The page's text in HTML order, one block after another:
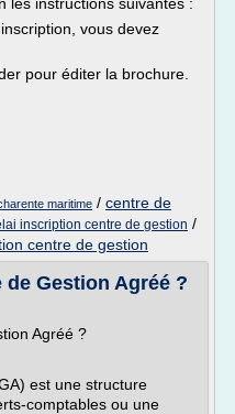
vous devez
pour éditer la brochure.
maritime / centre de
inscription centre de gestion /
centre de gestion
Gestion Agréé ?
Agréé ?
est une structure
comptables ou une